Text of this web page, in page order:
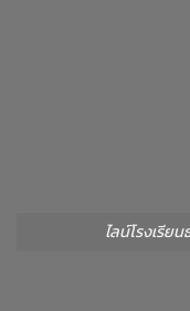
ไลน์โรงเรี